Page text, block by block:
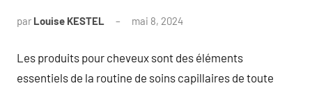
par Louise KESTEL mai 8, 2024
Les produits pour cheveux sont des éléments
essentiels de la routine de soins capillaires de toute